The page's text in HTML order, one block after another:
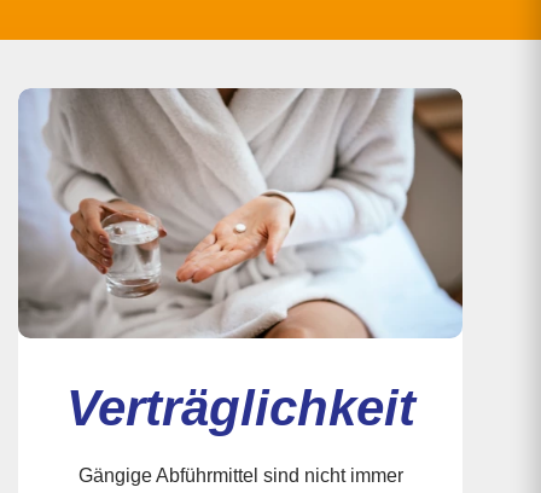
Verträglichkeit
Gängige Abführmittel sind nicht immer